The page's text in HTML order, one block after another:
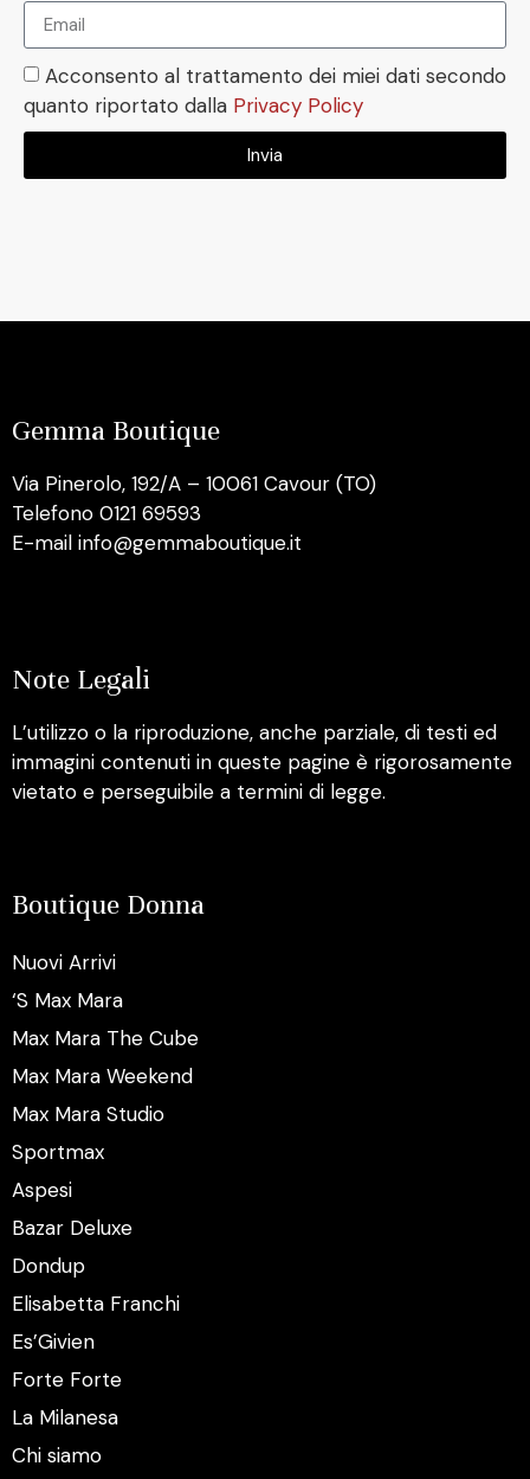
Acconsento al trattamento dei miei dati secondo
quanto riportato dalla Privacy Policy
Invia
Gemma Boutique
Via Pinerolo, 192/A – 10061 Cavour (TO)
Telefono 0121 69593
E-mail info@gemmaboutique.it
Note Legali
L’utilizzo o la riproduzione, anche parziale, di testi ed
immagini contenuti in queste pagine è rigorosamente
vietato e perseguibile a termini di legge.
Boutique Donna
Nuovi Arrivi
‘S Max Mara
Max Mara The Cube
Max Mara Weekend
Max Mara Studio
Sportmax
Aspesi
Bazar Deluxe
Dondup
Elisabetta Franchi
Es’Givien
Forte Forte
La Milanesa
Chi siamo